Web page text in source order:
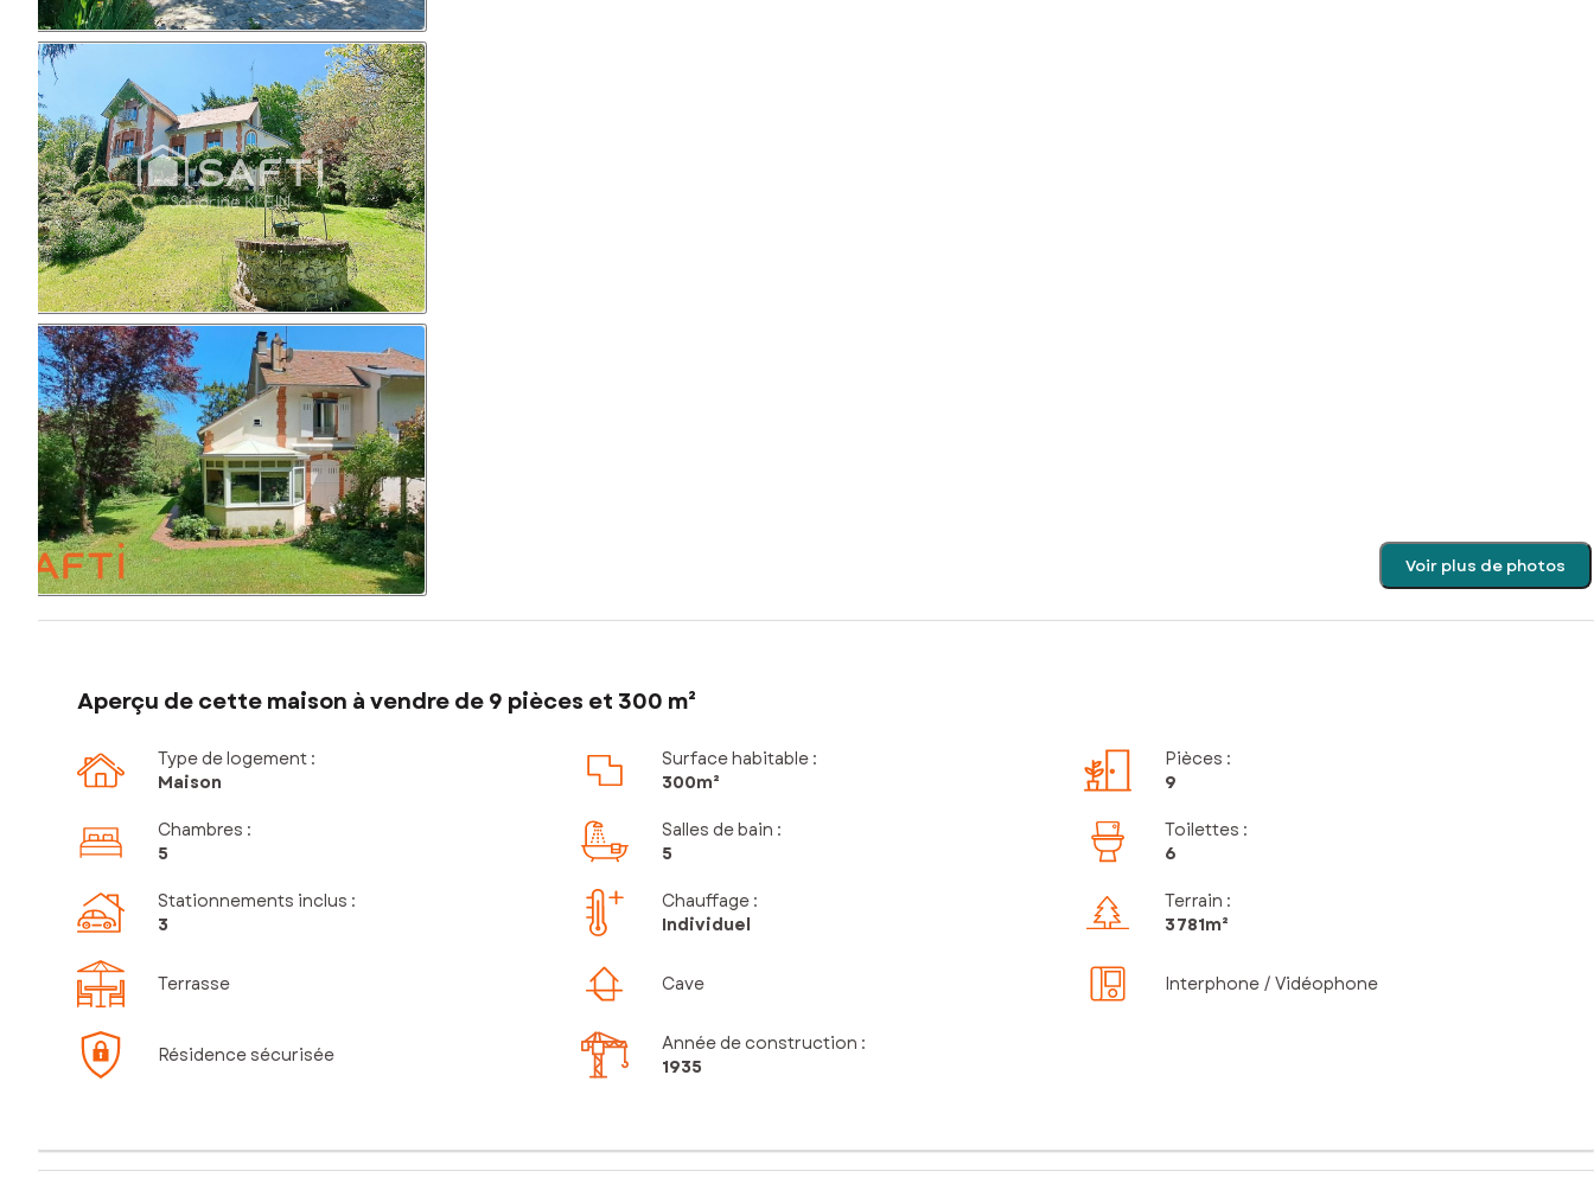
Voir plus de photos
Aperçu de cette maison à vendre de 9 pièces et 300 m²
Type de logement :
Maison
Surface habitable :
300m²
Pièces :
9
Chambres :
5
Salles de bain :
5
Toilettes :
6
Stationnements inclus :
3
Chauffage :
Individuel
Terrain :
3 781m²
Terrasse Cave Interphone / Vidéophone
Résidence sécurisée
Année de construction :
1935